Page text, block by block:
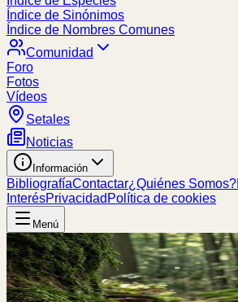
Índice de Sinónimos
Índice de Nombres Comunes
Comunidad
Foro
Fotos
Vídeos
Setales
Noticias
Información
BibliografíaContactar¿Quiénes Somos?
InterésPrivacidad Política de cookies
Menú